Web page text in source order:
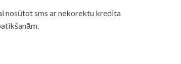
nosūtot sms ar nekorektu kredīta